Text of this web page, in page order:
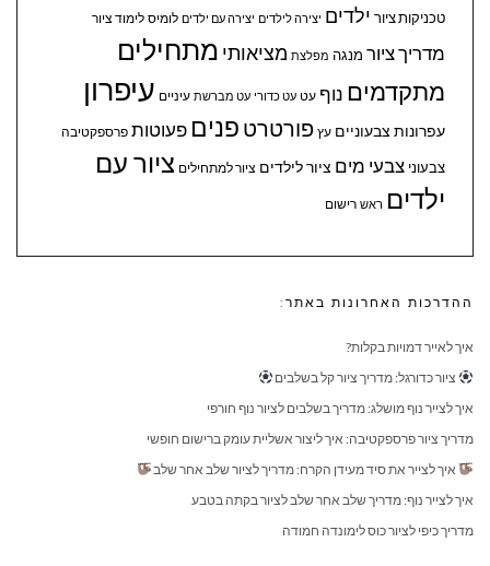
טכניקות ציור ילדים יצירה לילדים יצירה עם ילדים לומיס לימוד ציור
מדריך ציור מנגה מפלצת מציאותי מתחילים
מתקדמים נוף עט עט כדורי עט מברשת עיניים עיפרון
עפרונות צבעוניים עץ פורטרט פנים פעוטות פרספקטיבה
צבעוני צבעי מים ציור לילדים ציור למתחילים ציור עם
ילדים ראש רישום
ההדרכות האחרונות באתר:
איך לאייר דמויות בקלות?
ציור כדורגל: מדריך ציור קל בשלבים
איך לצייר נוף מושלג: מדריך בשלבים לציור נוף חורפי
מדריך ציור פרספקטיבה: איך ליצור אשליית עומק ברישום חופשי
איך לצייר את סיד מעידן הקרח: מדריך לציור שלב אחר שלב
איך לצייר נוף: מדריך שלב אחר שלב לציור בקתה בטבע
מדריך כיפי לציור כוס לימונדה חמודה